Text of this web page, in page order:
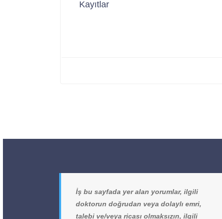
Kayıtlar
İş bu sayfada yer alan yorumlar, ilgili
doktorun doğrudan veya dolaylı emri,
talebi ve/veya ricası olmaksızın, ilgili